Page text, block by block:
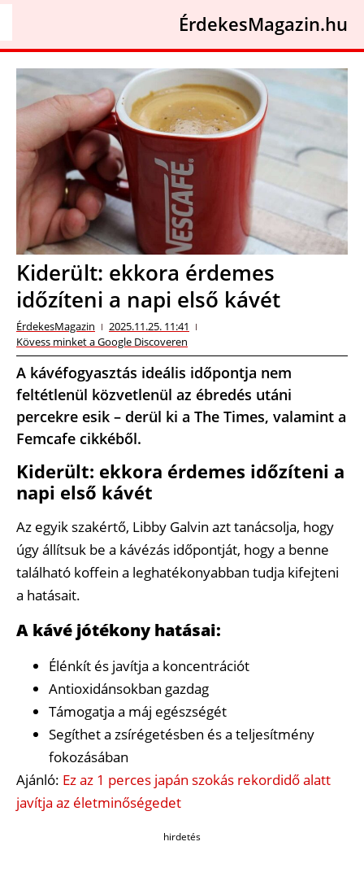
ÉrdekesMagazin.hu
Kiderült: ekkora érdemes
időzíteni a napi első kávét
ÉrdekesMagazin
2025.11.25. 11:41
Kövess minket a Google Discoveren
A kávéfogyasztás ideális időpontja nem
feltétlenül közvetlenül az ébredés utáni
percekre esik – derül ki a The Times, valamint a
Femcafe cikkéből.
Kiderült: ekkora érdemes időzíteni a
napi első kávét
Az egyik szakértő, Libby Galvin azt tanácsolja, hogy
úgy állítsuk be a kávézás időpontját, hogy a benne
található koffein a leghatékonyabban tudja kifejteni
a hatásait.
A kávé jótékony hatásai:
Élénkít és javítja a koncentrációt
Antioxidánsokban gazdag
Támogatja a máj egészségét
Segíthet a zsírégetésben és a teljesítmény
fokozásában
Ajánló: Ez az 1 perces japán szokás rekordidő alatt
javítja az életminőségedet
hirdetés